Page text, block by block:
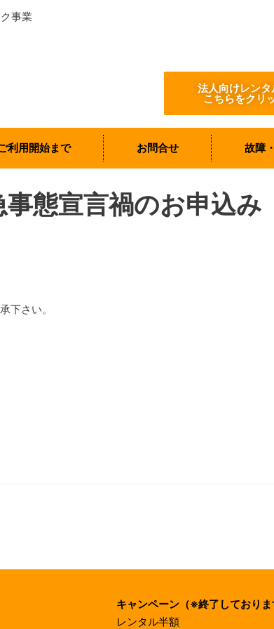
事業
法人向けレンタ
こちらをクリ
利用開始まで お問合せ 故障
事態宣言禍のお申込み
下さい。
キャンペーン（※終了しておりま
レンタル半額